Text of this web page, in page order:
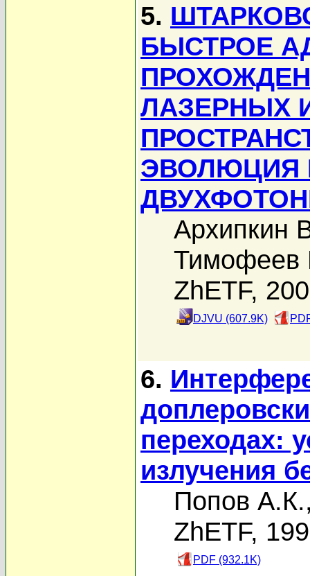
5.
БЫСТРОЕ
ЛАЗЕРНЫХ
ЭВОЛЮЦИЯ
Архипкин
Тимофеев
ZhETF,
DJVU (607.9K)
6.
переходах:
излучения
Попов А.К.
ZhETF,
PDF (932.1K)